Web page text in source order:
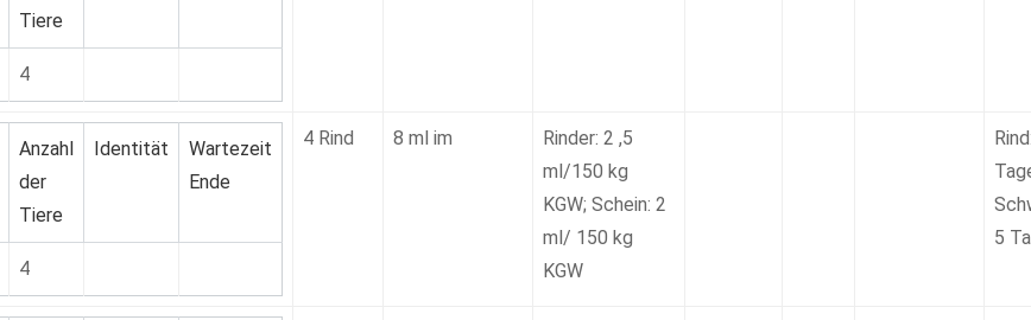
Tiere
4
Anzahl
der
Tiere
Identität
Wartezeit
Ende
4
4 Rind 8 ml im
Rinder: 2 ,5
ml/150 kg
KGW; Schein: 2
ml/ 150 kg
KGW
5